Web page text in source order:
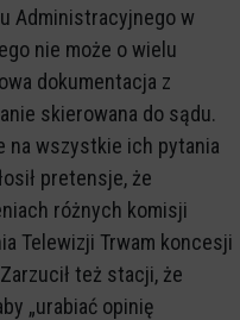
Administracyjnego w
nie może o wielu
dokumentacja z
skierowana do sądu.
na wszystkie ich pytania
pretensje, że
różnych komisji
Telewizji Trwam koncesji
też stacji, że
„urabiać opinię